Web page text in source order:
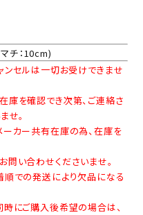
チ：10cm)
ンセルは一切お受けできませ
を確認でき次第、ご連絡さ
せ。
カー共有在庫の為、在庫を
い合わせくださいませ。
での発送により欠品になる
にご購入後希望の場合は、